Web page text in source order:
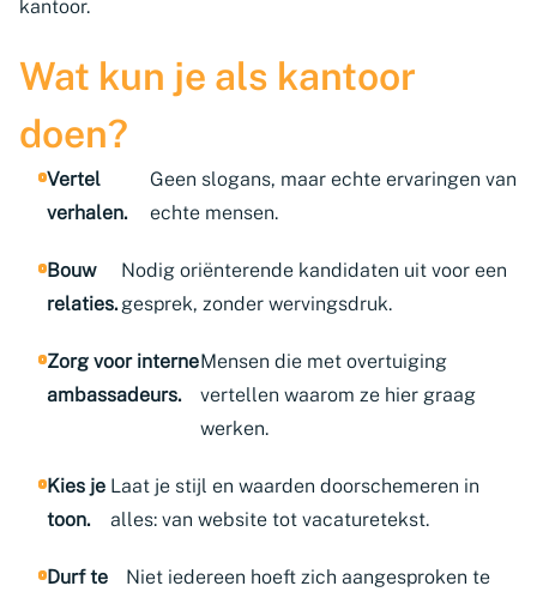
kantoor.
Wat kun je als kantoor
doen?
Vertel
verhalen.
Geen slogans, maar echte ervaringen van
echte mensen.
Bouw
relaties.
Nodig oriënterende kandidaten uit voor een
gesprek, zonder wervingsdruk.
Zorg voor interne
ambassadeurs.
Mensen die met overtuiging
vertellen waarom ze hier graag
werken.
Kies je
toon.
Laat je stijl en waarden doorschemeren in
alles: van website tot vacaturetekst.
Durf te
Niet iedereen hoeft zich aangesproken te